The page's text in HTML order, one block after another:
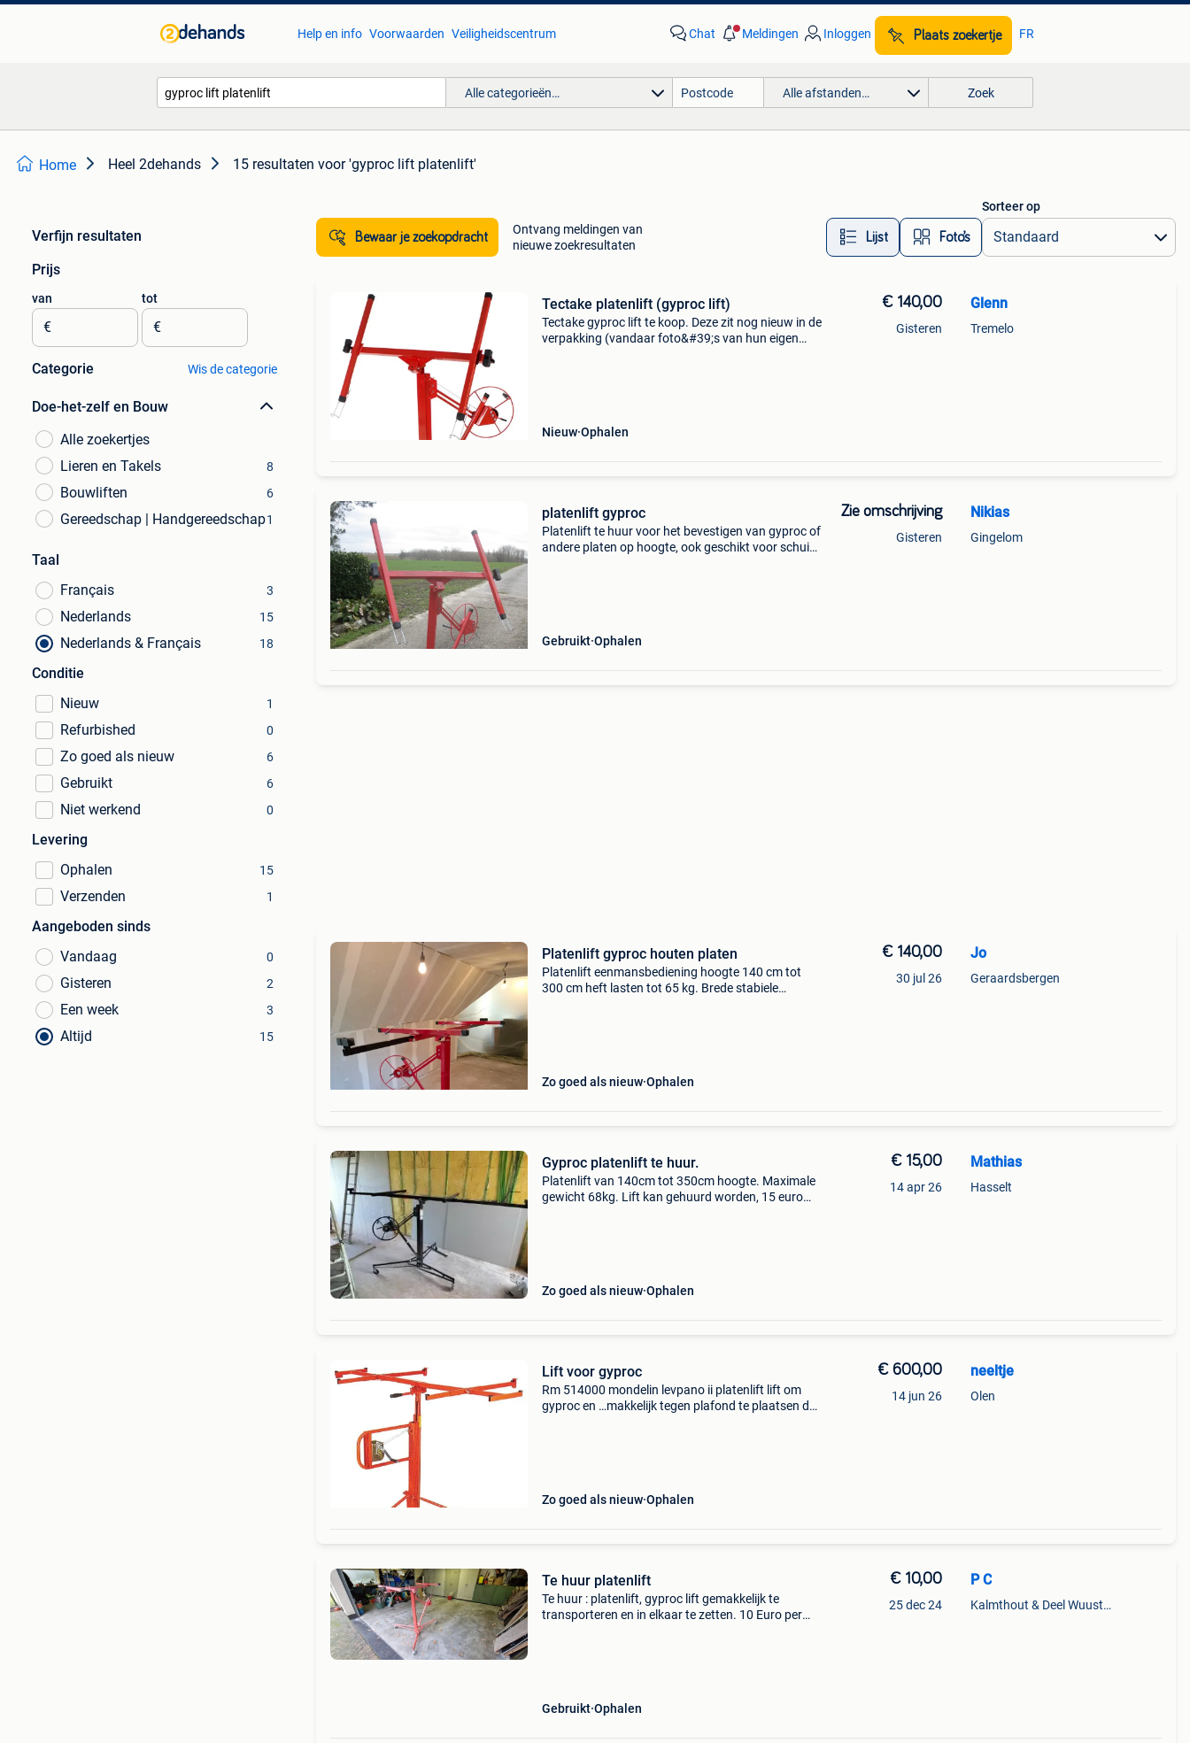
Help en info Voorwaarden Veiligheidscentrum Chat Meldingen Inloggen Plaats zoekertje FR
Alle categorieën… Alle afstanden… Zoek
Home Heel 2dehands 15 resultaten voor 'gyproc lift platenlift'
Verfijn resultaten
Prijs
van
€
tot
€
Categorie Wis de categorie
Doe-het-zelf en Bouw
Alle zoekertjes
Lieren en Takels
8
Bouwliften 6
Gereedschap | Handgereedschap1
Taal
Français
3
Nederlands 15
Nederlands & Français 18
Conditie
Nieuw
1
Refurbished 0
Zo goed als nieuw 6
Gebruikt 6
Niet werkend 0
Levering
Ophalen
15
Verzenden 1
Aangeboden sinds
Vandaag
0
Gisteren 2
Een week 3
Altijd 15
Bewaar je zoekopdracht
Ontvang meldingen van
nieuwe zoekresultaten
Lijst Foto’s
Sorteer op
Tectake platenlift (gyproc lift)
Tectake gyproc lift te koop. Deze zit nog nieuw in de
verpakking (vandaar foto&#39;s van hun eigen
Nieuw Ophalen
€ 140,00
Gisteren
Glenn
Tremelo
platenlift gyproc
Platenlift te huur voor het bevestigen van gyproc of
andere platen op hoogte, ook geschikt voor schuine
Gebruikt Ophalen
Zie omschrijving
Gisteren
Nikias
Gingelom
Platenlift gyproc houten platen
Platenlift eenmansbediening hoogte 140 cm tot
300 cm heft lasten tot 65 kg. Brede stabiele
Zo goed als nieuw Ophalen
€ 140,00
30 jul 26
Jo
Geraardsbergen
Gyproc platenlift te huur.
Platenlift van 140cm tot 350cm hoogte. Maximale
gewicht 68kg. Lift kan gehuurd worden, 15 euro
Zo goed als nieuw Ophalen
€ 15,00
14 apr 26
Mathias
Hasselt
Lift voor gyproc
Rm 514000 mondelin levpano ii platenlift lift om
gyproc en …makkelijk tegen plafond te plaatsen de
Zo goed als nieuw Ophalen
€ 600,00
14 jun 26
neeltje
Olen
Te huur platenlift
Te huur : platenlift, gyproc lift gemakkelijk te
transporteren en in elkaar te zetten. 10 Euro per
Gebruikt Ophalen
€ 10,00
25 dec 24
P C
Kalmthout & Deel Wuustwezel